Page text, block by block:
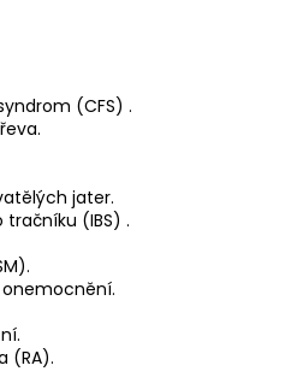
(CFS) .
jater.
(IBS) .
(RA).